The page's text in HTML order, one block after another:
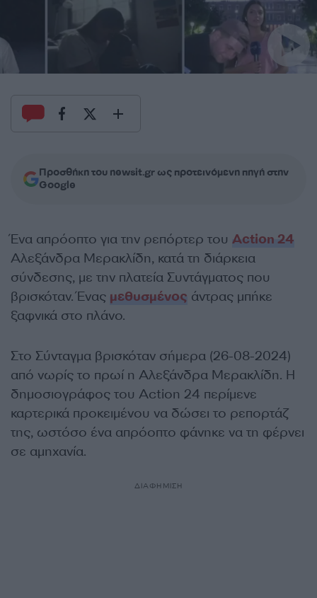
Προσθήκη του newsit.gr ως προτεινόμενη πηγή στην
Google
Ένα απρόοπτο για την ρεπόρτερ του Action 24
Αλεξάνδρα Μερακλίδη, κατά τη διάρκεια
σύνδεσης, με την πλατεία Συντάγματος που
βρισκόταν. Ένας μεθυσμένος άντρας μπήκε
ξαφνικά στο πλάνο.
Στο Σύνταγμα βρισκόταν σήμερα (26-08-2024)
από νωρίς το πρωί η Αλεξάνδρα Μερακλίδη. Η
δημοσιογράφος του Action 24 περίμενε
καρτερικά προκειμένου να δώσει το ρεπορτάζ
της, ωστόσο ένα απρόοπτο φάνηκε να τη φέρνει
σε αμηχανία.
ΔΙΑΦΗΜΙΣΗ